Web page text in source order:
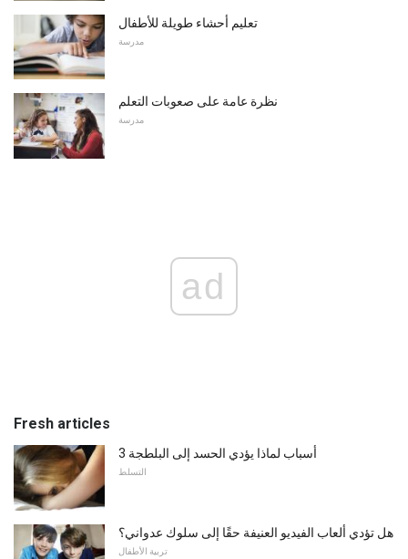
تعليم أحشاء طويلة للأطفال
مدرسة
نظرة عامة على صعوبات التعلم
مدرسة
ad
Fresh articles
3 أسباب لماذا يؤدي الحسد إلى البلطجة
التسلط
هل تؤدي ألعاب الفيديو العنيفة حقًا إلى سلوك عدواني؟
تربية الأطفال